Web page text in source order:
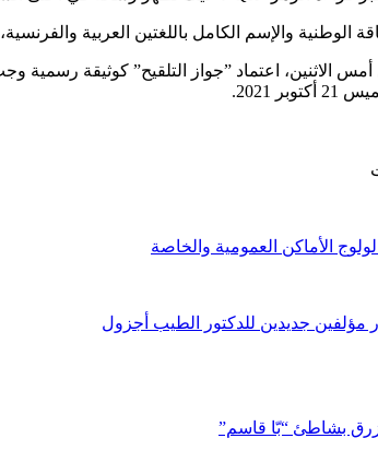
الوطنية والإسم الكامل باللغتين العربية
الاثنين، اعتماد ”جواز التلقيح” كوثيقة رسمية
2021.
الأماكن العمومية والخاصة
مؤلفين جديدين للدكتور الطيب أجزول
بشاطئ “بّا قاسم”